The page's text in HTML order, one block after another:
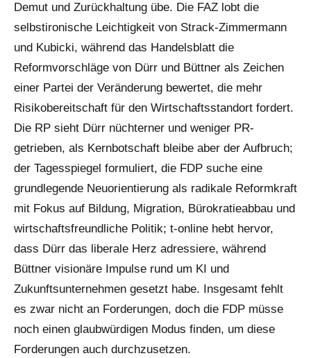
Demut und Zurückhaltung übe. Die FAZ lobt die
selbstironische Leichtigkeit von Strack-Zimmermann
und Kubicki, während das Handelsblatt die
Reformvorschläge von Dürr und Büttner als Zeichen
einer Partei der Veränderung bewertet, die mehr
Risikobereitschaft für den Wirtschaftsstandort fordert.
Die RP sieht Dürr nüchterner und weniger PR-
getrieben, als Kernbotschaft bleibe aber der Aufbruch;
der Tagesspiegel formuliert, die FDP suche eine
grundlegende Neuorientierung als radikale Reformkraft
mit Fokus auf Bildung, Migration, Bürokratieabbau und
wirtschaftsfreundliche Politik; t-online hebt hervor,
dass Dürr das liberale Herz adressiere, während
Büttner visionäre Impulse rund um KI und
Zukunftsunternehmen gesetzt habe. Insgesamt fehlt
es zwar nicht an Forderungen, doch die FDP müsse
noch einen glaubwürdigen Modus finden, um diese
Forderungen auch durchzusetzen.